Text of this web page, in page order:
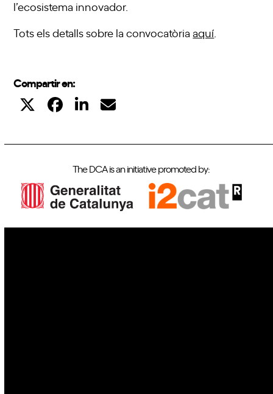
l’ecosistema innovador.
Tots els detalls sobre la convocatòriaaquí
Compartir en:
The DCA is an initiative promoted by: